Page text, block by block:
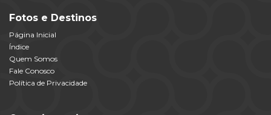
Fotos e Destinos
Página Inicial
Índice
Quem Somos
Fale Conosco
Política de Privacidade